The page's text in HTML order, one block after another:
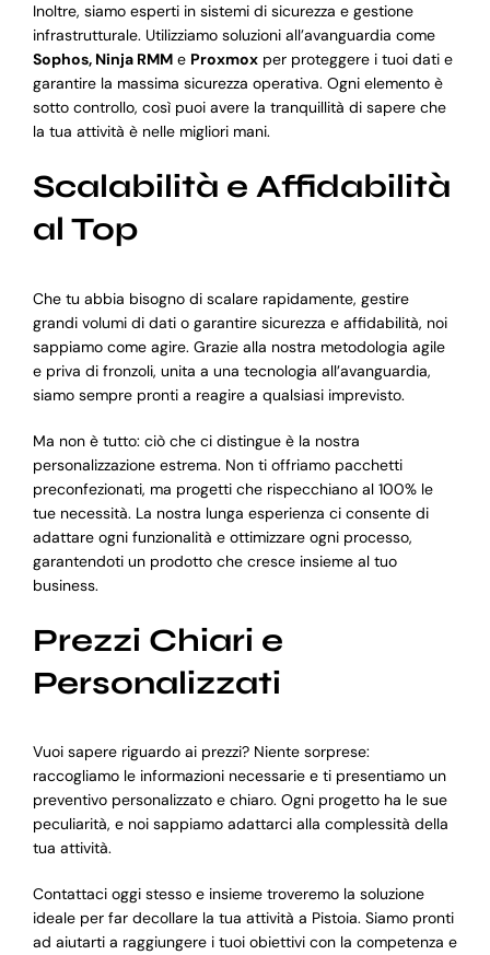
Inoltre, siamo esperti in sistemi di sicurezza e gestione
infrastrutturale. Utilizziamo soluzioni all’avanguardia come
Sophos, Ninja RMMe Proxmoxper proteggere i tuoi dati e
garantire la massima sicurezza operativa. Ogni elemento è
sotto controllo, così puoi avere la tranquillità di sapere che
la tua attività è nelle migliori mani.
Scalabilità e Affidabilità
al Top
Che tu abbia bisogno di scalare rapidamente, gestire
grandi volumi di dati o garantire sicurezza e affidabilità, noi
sappiamo come agire. Grazie alla nostra metodologia agile
e priva di fronzoli, unita a una tecnologia all’avanguardia,
siamo sempre pronti a reagire a qualsiasi imprevisto.
Ma non è tutto: ciò che ci distingue è la nostra
personalizzazione estrema. Non ti offriamo pacchetti
preconfezionati, ma progetti che rispecchiano al 100% le
tue necessità. La nostra lunga esperienza ci consente di
adattare ogni funzionalità e ottimizzare ogni processo,
garantendoti un prodotto che cresce insieme al tuo
business.
Prezzi Chiari e
Personalizzati
Vuoi sapere riguardo ai prezzi? Niente sorprese:
raccogliamo le informazioni necessarie e ti presentiamo un
preventivo personalizzato e chiaro. Ogni progetto ha le sue
peculiarità, e noi sappiamo adattarci alla complessità della
tua attività.
Contattaci oggi stesso e insieme troveremo la soluzione
ideale per far decollare la tua attività a Pistoia. Siamo pronti
ad aiutarti a raggiungere i tuoi obiettivi con la competenza e